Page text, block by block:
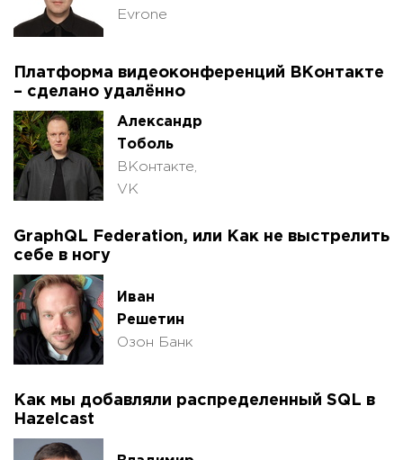
Evrone
Платформа видеоконференций ВКонтакте
– сделано удалённо
Александр
Тоболь
ВКонтакте,
VK
GraphQL Federation, или Как не выстрелить
себе в ногу
Иван
Решетин
Озон Банк
Как мы добавляли распределенный SQL в
Hazelcast